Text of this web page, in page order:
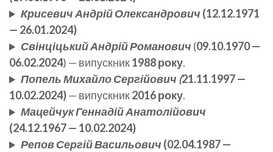
Крисевич Андрій Олександрович (12.12.1971
— 26.01.2024)
Свінціцький Андрій Романович (09.10.1970 —
06.02.2024) — випускник1988 року.
Попель Михайло Сергійович (21.11.1997 —
10.02.2024)— випускник2016 року.
Мацейчук Геннадій Анатолійович
(24.12.1967 — 10.02.2024)
Репов Сергій Васильович (02.04.1987 —